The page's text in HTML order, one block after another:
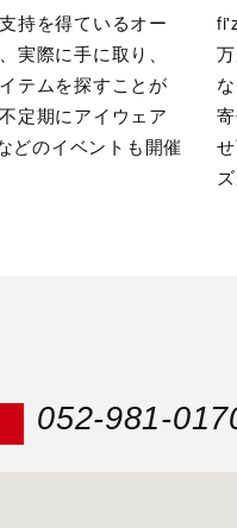
持を得ているオー
実際に手に取り、
テムを探すことが
定期にアイウェア
どのイベントも開催
052-981-